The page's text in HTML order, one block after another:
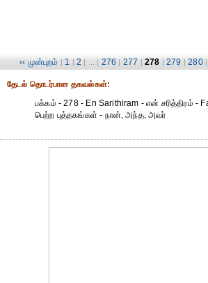
‹‹ முன்புறம் | 1 | 2 | ... | 276 | 277 | 278 | 279 | 280
தேட‌ல் தொட‌ர்பான தகவ‌ல்க‌ள்:
பக்கம் - 278 - En Sarithiram - என் சரித்திரம் -
பெற்ற புத்தகங்கள் - நான், அந்த, அவர்